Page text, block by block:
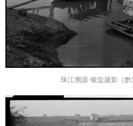
珠江溯源·银盐摄影（黔